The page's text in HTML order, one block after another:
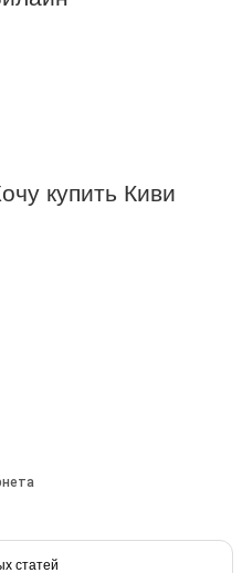
купить Киви
статей